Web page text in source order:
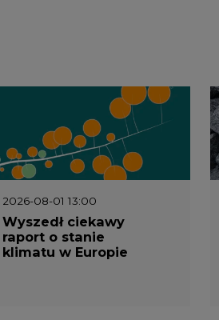
2026-08-01 13:00
Wyszedł ciekawy
raport o stanie
klimatu w Europie